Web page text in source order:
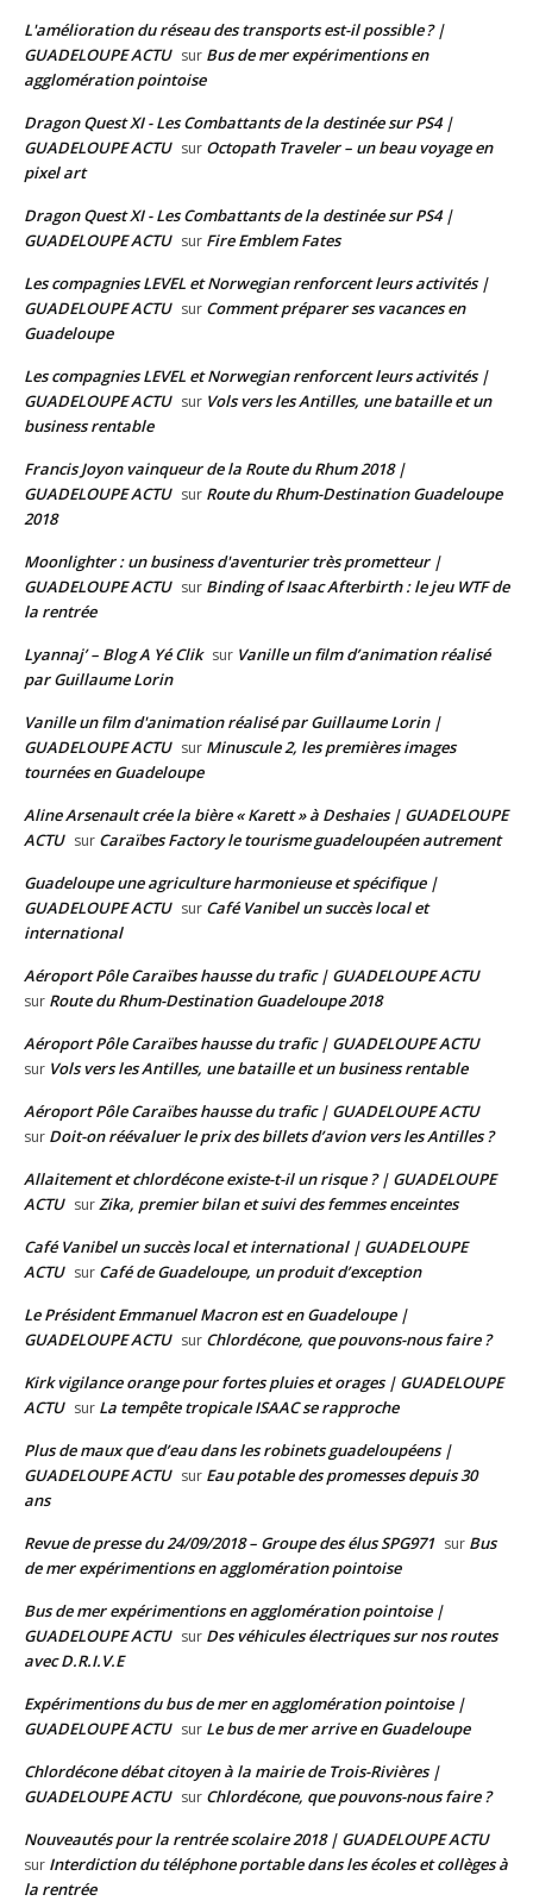
L'amélioration du réseau des transports est-il possible ? |
GUADELOUPE ACTU sur Bus de mer expérimentions en
agglomération pointoise
Dragon Quest XI - Les Combattants de la destinée sur PS4 |
GUADELOUPE ACTU sur Octopath Traveler – un beau voyage en
pixel art
Dragon Quest XI - Les Combattants de la destinée sur PS4 |
GUADELOUPE ACTU sur Fire Emblem Fates
Les compagnies LEVEL et Norwegian renforcent leurs activités |
GUADELOUPE ACTU sur Comment préparer ses vacances en
Guadeloupe
Les compagnies LEVEL et Norwegian renforcent leurs activités |
GUADELOUPE ACTU sur Vols vers les Antilles, une bataille et un
business rentable
Francis Joyon vainqueur de la Route du Rhum 2018 |
GUADELOUPE ACTU sur Route du Rhum-Destination Guadeloupe
2018
Moonlighter : un business d'aventurier très prometteur |
GUADELOUPE ACTU sur Binding of Isaac Afterbirth : le jeu WTF de
la rentrée
Lyannaj’ – Blog A Yé Clik sur Vanille un film d’animation réalisé
par Guillaume Lorin
Vanille un film d'animation réalisé par Guillaume Lorin |
GUADELOUPE ACTU sur Minuscule 2, les premières images
tournées en Guadeloupe
Aline Arsenault crée la bière « Karett » à Deshaies | GUADELOUPE
ACTU sur Caraïbes Factory le tourisme guadeloupéen autrement
Guadeloupe une agriculture harmonieuse et spécifique |
GUADELOUPE ACTU sur Café Vanibel un succès local et
international
Aéroport Pôle Caraïbes hausse du trafic | GUADELOUPE ACTU
sur Route du Rhum-Destination Guadeloupe 2018
Aéroport Pôle Caraïbes hausse du trafic | GUADELOUPE ACTU
sur Vols vers les Antilles, une bataille et un business rentable
Aéroport Pôle Caraïbes hausse du trafic | GUADELOUPE ACTU
sur Doit-on réévaluer le prix des billets d’avion vers les Antilles ?
Allaitement et chlordécone existe-t-il un risque ? | GUADELOUPE
ACTU sur Zika, premier bilan et suivi des femmes enceintes
Café Vanibel un succès local et international | GUADELOUPE
ACTU sur Café de Guadeloupe, un produit d’exception
Le Président Emmanuel Macron est en Guadeloupe |
GUADELOUPE ACTU sur Chlordécone, que pouvons-nous faire ?
Kirk vigilance orange pour fortes pluies et orages | GUADELOUPE
ACTU sur La tempête tropicale ISAAC se rapproche
Plus de maux que d’eau dans les robinets guadeloupéens |
GUADELOUPE ACTU sur Eau potable des promesses depuis 30
ans
Revue de presse du 24/09/2018 – Groupe des élus SPG971 sur Bus
de mer expérimentions en agglomération pointoise
Bus de mer expérimentions en agglomération pointoise |
GUADELOUPE ACTU sur Des véhicules électriques sur nos routes
avec D.R.I.V.E
Expérimentions du bus de mer en agglomération pointoise |
GUADELOUPE ACTU sur Le bus de mer arrive en Guadeloupe
Chlordécone débat citoyen à la mairie de Trois-Rivières |
GUADELOUPE ACTU sur Chlordécone, que pouvons-nous faire ?
Nouveautés pour la rentrée scolaire 2018 | GUADELOUPE ACTU
sur Interdiction du téléphone portable dans les écoles et collèges à
la rentrée